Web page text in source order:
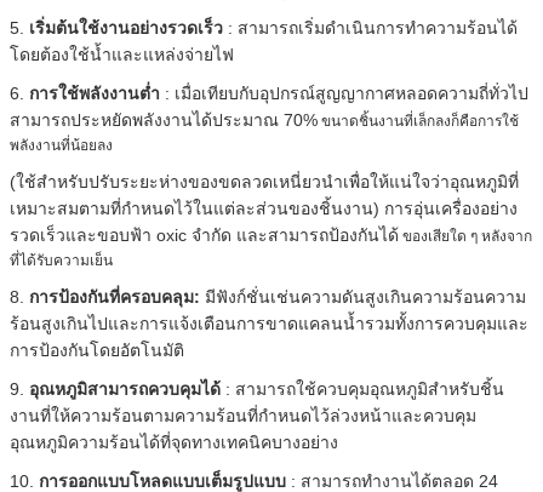
5. เริ่มต้นใช้งานอย่างรวดเร็ว : สามารถเริ่มดำเนินการทำความร้อนได้
โดยต้องใช้น้ำและแหล่งจ่ายไฟ
6. การใช้พลังงานต่ำ : เมื่อเทียบกับอุปกรณ์สูญญากาศหลอดความถี่ทั่วไป
สามารถประหยัดพลังงานได้ประมาณ 70% ขนาดชิ้นงานที่เล็กลงก็คือการใช้
พลังงานที่น้อยลง
(ใช้สำหรับปรับระยะห่างของขดลวดเหนี่ยวนำเพื่อให้แน่ใจว่าอุณหภูมิที่
เหมาะสมตามที่กำหนดไว้ในแต่ละส่วนของชิ้นงาน) การอุ่นเครื่องอย่าง
รวดเร็วและขอบฟ้า oxic จำกัด และสามารถป้องกันได้ ของเสียใด ๆ หลังจาก
ที่ได้รับความเย็น
8. การป้องกันที่ครอบคลุม: มีฟังก์ชั่นเช่นความดันสูงเกินความร้อนความ
ร้อนสูงเกินไปและการแจ้งเตือนการขาดแคลนน้ำรวมทั้งการควบคุมและ
การป้องกันโดยอัตโนมัติ
9. อุณหภูมิสามารถควบคุมได้ : สามารถใช้ควบคุมอุณหภูมิสำหรับชิ้น
งานที่ให้ความร้อนตามความร้อนที่กำหนดไว้ล่วงหน้าและควบคุม
อุณหภูมิความร้อนได้ที่จุดทางเทคนิคบางอย่าง
10. การออกแบบโหลดแบบเต็มรูปแบบ : สามารถทำงานได้ตลอด 24